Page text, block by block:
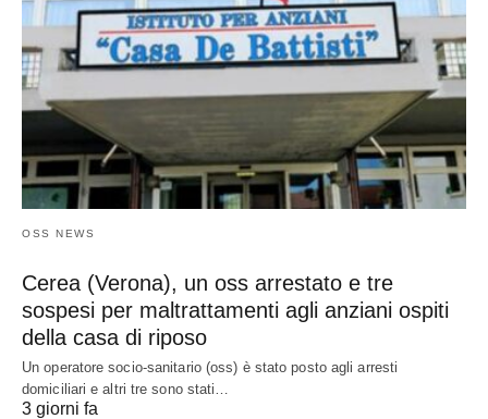
OSS NEWS
Cerea (Verona), un oss arrestato e tre
sospesi per maltrattamenti agli anziani ospiti
della casa di riposo
Un operatore socio-sanitario (oss) è stato posto agli arresti
domiciliari e altri tre sono stati…
3 giorni fa